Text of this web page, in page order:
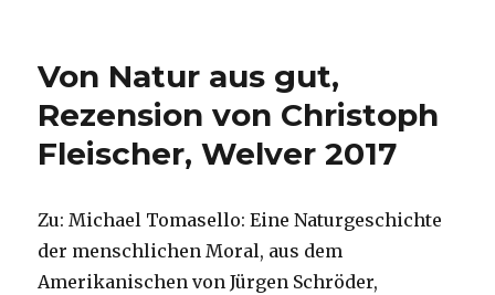
Von Natur aus gut,
Rezension von Christoph
Fleischer, Welver 2017
Zu: Michael Tomasello: Eine Naturgeschichte
der menschlichen Moral, aus dem
Amerikanischen von Jürgen Schröder,